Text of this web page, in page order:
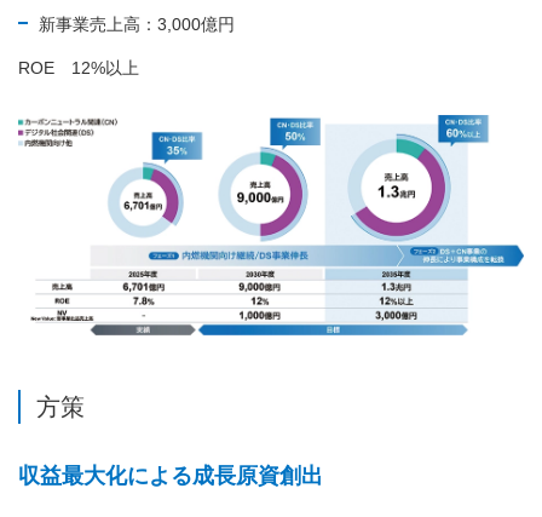
新事業売上高：3,000億円
ROE 12%以上
方策
収益最大化による成長原資創出